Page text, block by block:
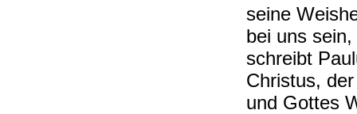
seine
bei uns
schreibt
Christus,
und Gottes